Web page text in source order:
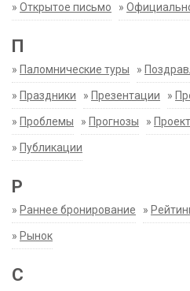
» Открытое письмо »
П
» Паломнические туры »
» Праздники » Презентации »
» Проблемы » Прогнозы »
» Публикации
Р
» Раннее бронирование »
» Рынок
С